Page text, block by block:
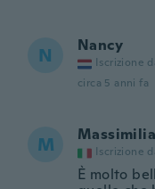
N Nancy
Iscrizione
circa 5 anni fa
M Iscrizione
È molto